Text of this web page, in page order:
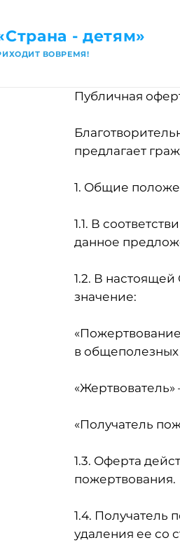
- детям»
ВОВРЕМЯ!
Публичная
предлагает
1. Общие
1.1. В
данное
1.2. В
значение:
в общеполезных
«Получатель
1.3. Оферта
пожертвования.
1.4. Получатель
удаления ее со